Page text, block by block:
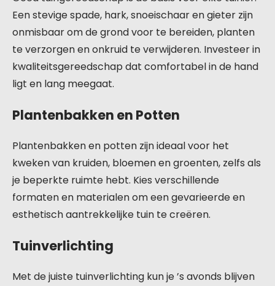
Een stevige spade, hark, snoeischaar en gieter zijn
onmisbaar om de grond voor te bereiden, planten
te verzorgen en onkruid te verwijderen. Investeer in
kwaliteitsgereedschap dat comfortabel in de hand
ligt en lang meegaat.
Plantenbakken en Potten
Plantenbakken en potten zijn ideaal voor het
kweken van kruiden, bloemen en groenten, zelfs als
je beperkte ruimte hebt. Kies verschillende
formaten en materialen om een gevarieerde en
esthetisch aantrekkelijke tuin te creëren.
Tuinverlichting
Met de juiste tuinverlichting kun je ’s avonds blijven